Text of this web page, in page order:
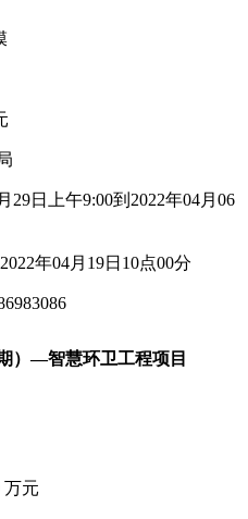
29日上午9:00到2022年04月06
2022年04月19日10点00分
）—智慧环卫工程项目
万元